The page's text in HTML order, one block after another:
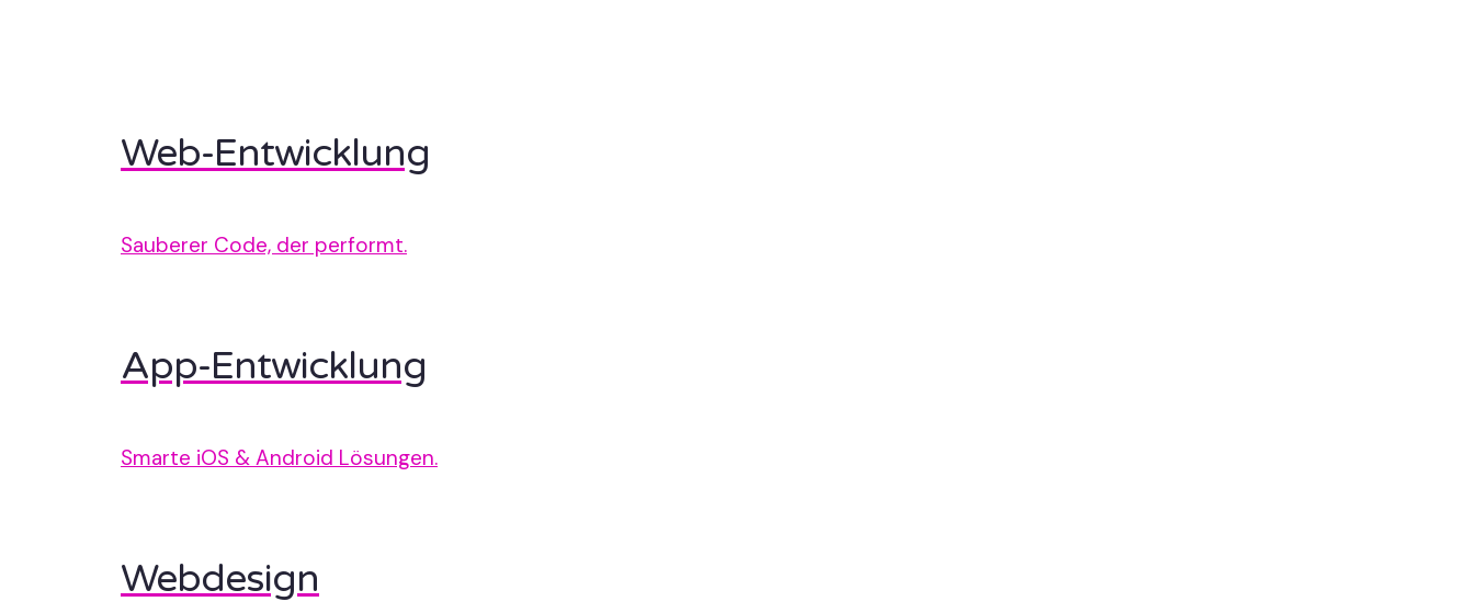
Web-Entwicklung
Sauberer Code, der performt.
App-Entwicklung
Smarte iOS & Android Lösungen.
Webdesign